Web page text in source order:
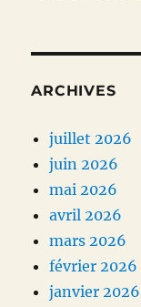
ARCHIVES
juillet 2026
juin 2026
mai 2026
avril 2026
mars 2026
février 2026
janvier 2026